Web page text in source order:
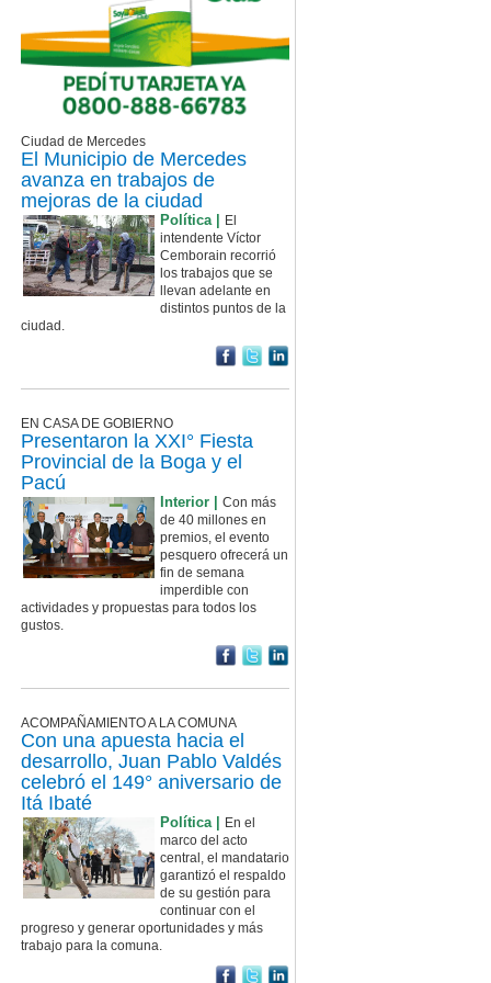
Ciudad de Mercedes
El Municipio de Mercedes
avanza en trabajos de
mejoras de la ciudad
Política |
El
intendente Víctor
Cemborain recorrió
los trabajos que se
llevan adelante en
distintos puntos de la
ciudad.
EN CASA DE GOBIERNO
Presentaron la XXI° Fiesta
Provincial de la Boga y el
Pacú
Interior | Con más
de 40 millones en
premios, el evento
pesquero ofrecerá un
fin de semana
imperdible con
actividades y propuestas para todos los
gustos.
ACOMPAÑAMIENTO A LA COMUNA
Con una apuesta hacia el
desarrollo, Juan Pablo Valdés
celebró el 149° aniversario de
Itá Ibaté
Política |
En el
marco del acto
central, el mandatario
garantizó el respaldo
de su gestión para
continuar con el
progreso y generar oportunidades y más
trabajo para la comuna.